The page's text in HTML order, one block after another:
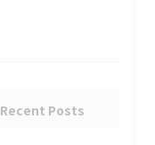
Recent Posts